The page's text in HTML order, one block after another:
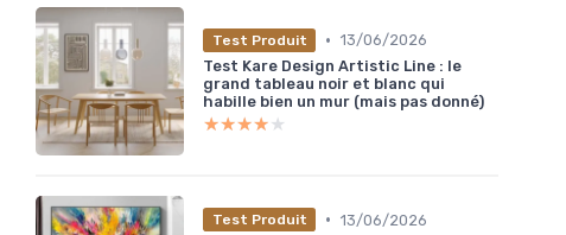
Test Produit • 13/06/2026
Test Kare Design Artistic Line : le
grand tableau noir et blanc qui
habille bien un mur (mais pas donné)
★★★★★
★★★★★
Test Produit • 13/06/2026